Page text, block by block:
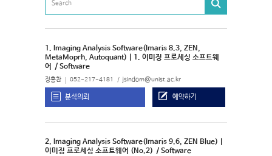
1. Imaging Analysis Software(Imaris 8.3, ZEN,
MetaMoprh, Autoquant) | 1. 이미징 프로세싱 소프트웨
어 / Software
정홍찬 052-217-4181 jsindom@unist.ac.kr
분석의뢰 예약하기
2. Imaging Analysis Software(Imaris 9.6, ZEN Blue) |
이미징 프로세싱 소프트웨어 (No.2) / Software